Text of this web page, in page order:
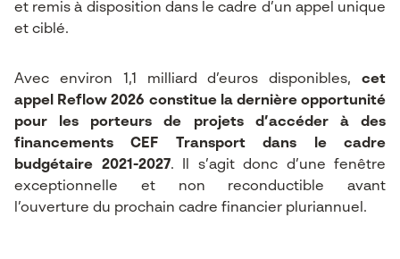
et remis à disposition dans le cadre d’un appel unique
et ciblé.
Avec environ 1,1 milliard d’euros disponibles, cet
appel Reflow 2026 constitue la dernière opportunité
pour les porteurs de projets d’accéder à des
financements CEF Transport dans le cadre
budgétaire 2021-2027. Il s’agit donc d’une fenêtre
exceptionnelle et non reconductible avant
l’ouverture du prochain cadre financier pluriannuel.